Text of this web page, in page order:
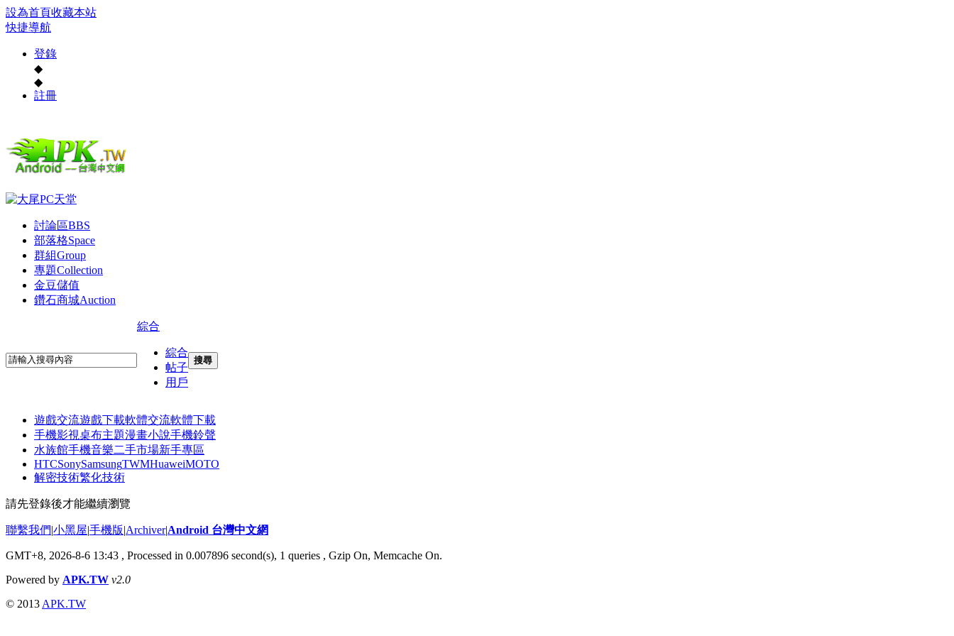
設為首頁收藏本站
快捷導航
登錄
◆
◆
註冊
討論區BBS
部落格Space
群組Group
專題Collection
金豆儲值
鑽石商城Auction
綜合
綜合
帖子
用戶
搜尋
遊戲交流遊戲下載軟體交流軟體下載
手機影視桌布主題漫畫小說手機鈴聲
水族館手機音樂二手市場新手專區
HTCSonySamsungTWMHuaweiMOTO
解密技術繁化技術
請先登錄後才能繼續瀏覽
聯繫我們|小黑屋|手機版|Archiver|Android 台灣中文網
GMT+8, 2026-8-6 13:43 , Processed in 0.007896 second(s), 1 queries , Gzip On, Memcache On.
Powered by APK.TW v2.0
© 2013 APK.TW